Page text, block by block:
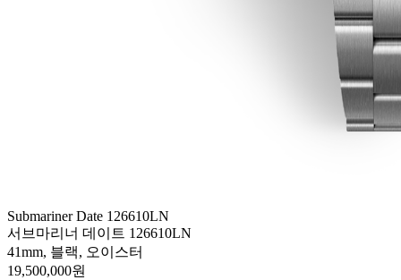
Submariner Date 126610LN
서브마리너 데이트 126610LN
41mm, 블랙, 오이스터
19,500,000원